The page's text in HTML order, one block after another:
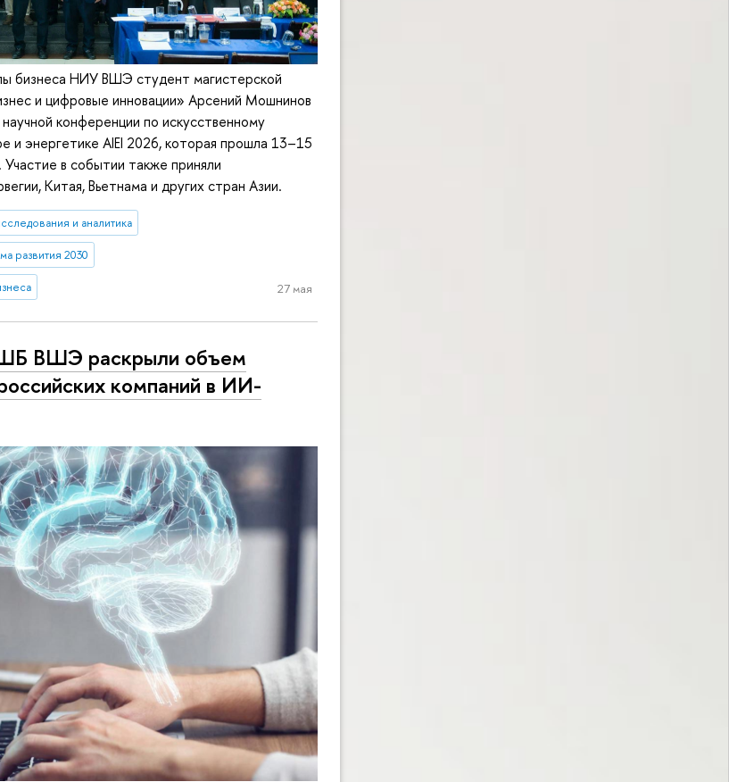
бизнеса НИУ ВШЭ студент магистерской
и цифровые инновации» Арсений Мошнинов
конференции по искусственному
и энергетике AIEI 2026, которая прошла 13–15
в событии также приняли
Китая, Вьетнама и других стран Азии.
и аналитика
развития 2030
27 мая
ВШЭ раскрыли объем
компаний в ИИ-